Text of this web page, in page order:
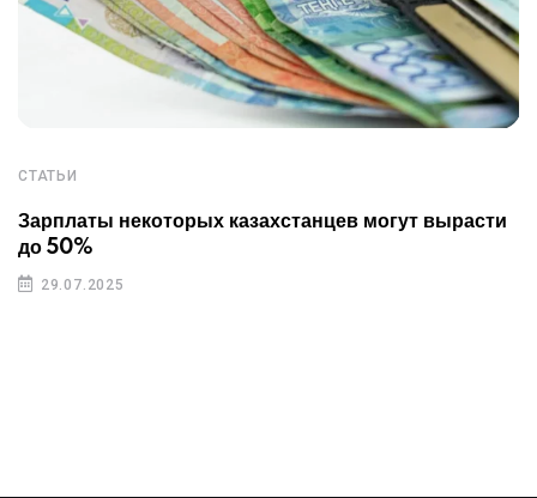
СТАТЬИ
Зарплаты некоторых казахстанцев могут вырасти
до 50%
29.07.2025